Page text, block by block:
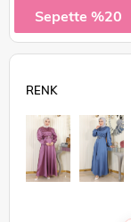
Sepette %20